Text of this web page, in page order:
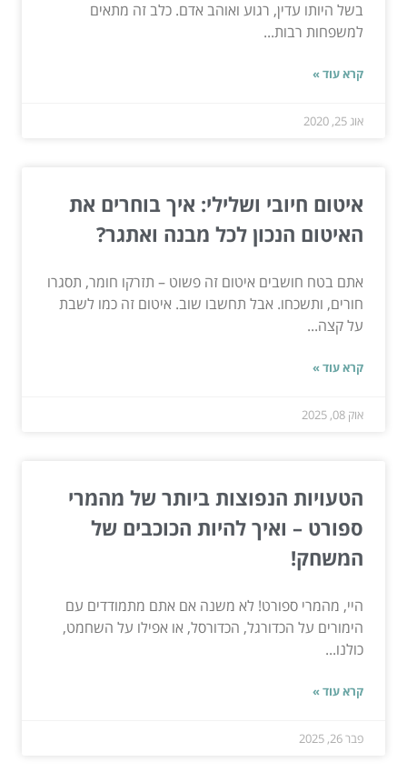
בשל היותו עדין, רגוע ואוהב אדם. כלב זה מתאים
למשפחות רבות...
קרא עוד »
אוג 25, 2020
איטום חיובי ושלילי: איך בוחרים את
האיטום הנכון לכל מבנה ואתגר?
אתם בטח חושבים איטום זה פשוט – תזרקו חומר, תסגרו
חורים, ותשכחו. אבל תחשבו שוב. איטום זה כמו לשבת
על קצה...
קרא עוד »
אוק 08, 2025
הטעויות הנפוצות ביותר של מהמרי
ספורט – ואיך להיות הכוכבים של
המשחק!
היי, מהמרי ספורט! לא משנה אם אתם מתמודדים עם
הימורים על הכדורגל, הכדורסל, או אפילו על השחמט,
כולנו...
קרא עוד »
פבר 26, 2025